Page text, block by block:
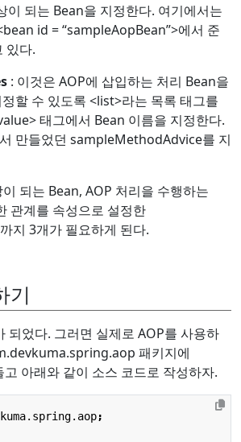
이 되는 Bean을 지정한다. 여기에서는
id = “sampleAopBean”>에서 준
있다.
: 이것은 AOP에 삽입하는 처리 Bean을
할 수 있도록 <list>라는 목록 태그를
태그에서 Bean 이름을 지정한다.
만들었던 sampleMethodAdvice를 지
되는 Bean, AOP 처리을 수행하는
관계를 속성으로 설정한
지 3개가 필요하게 된다.
기
되었다. 그러면 실제로 AOP를 사용하
패키지에
아래와 같이 소스 코드로 작성하자.
;